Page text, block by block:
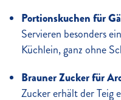
Portionskuchen für
Servieren besonders
Küchlein, ganz ohne
Brauner Zucker für
Zucker erhält der Teig